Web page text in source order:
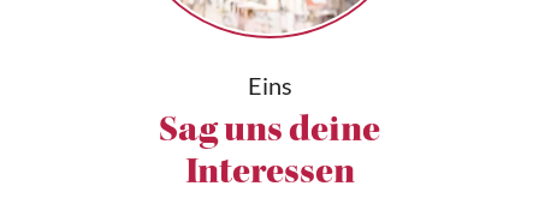
Eins
Sag uns deine
Interessen